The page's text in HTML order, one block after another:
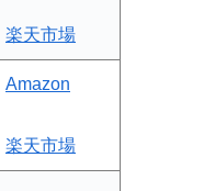
楽天市場
Amazon
楽天市場